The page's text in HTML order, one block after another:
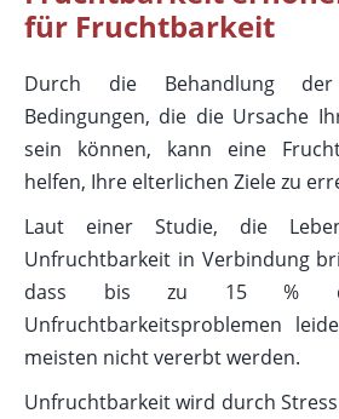
für Fruchtbarkeit
Durch die Behandlung der
Bedingungen, die die Ursache
sein können, kann eine
helfen, Ihre elterlichen Ziele zu
Laut einer Studie, die
Unfruchtbarkeit in Verbindung
dass bis zu 15 %
Unfruchtbarkeitsproblemen
meisten nicht vererbt werden.
Unfruchtbarkeit wird durch